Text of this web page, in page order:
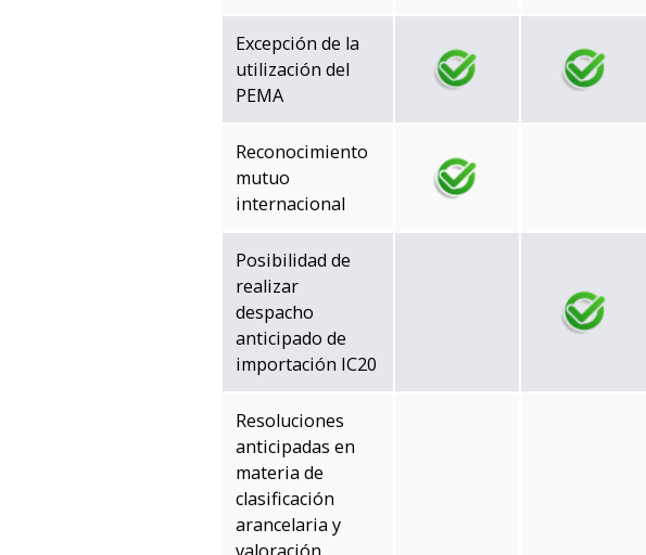
Excepción de la
utilización del
PEMA
Reconocimiento
mutuo
internacional
Posibilidad de
realizar
despacho
anticipado de
importación IC20
Resoluciones
anticipadas en
materia de
clasificación
arancelaria y